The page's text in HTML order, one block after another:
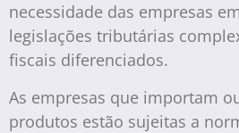
necessidade das empresas
legislações tributárias
fiscais diferenciados.
As empresas que importam
produtos estão sujeitas a